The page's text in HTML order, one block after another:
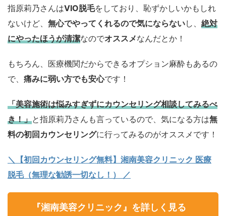
指原莉乃さんはVIO脱毛をしており、恥ずかしいかもしれ
ないけど、 無心でやってくれるので気にならないし、 絶対
にやったほうが清潔なのでオススメなんだとか！
もちろん、医療機関だからできるオプション麻酔もあるの
で、 痛みに弱い方でも安心です！
「美容施術は悩みすぎずにカウンセリング相談してみるべ
き！」と指原莉乃さんも言っているので、気になる方は無
料の初回カウンセリングに行ってみるのがオススメです！
＼【初回カウンセリング無料】湘南美容クリニック 医療
脱毛（無理な勧誘一切なし！） ／
『湘南美容クリニック』を詳しく見る